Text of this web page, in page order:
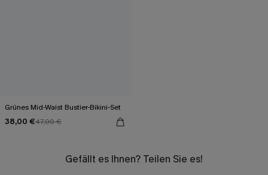
Grünes Mid-Waist Bustier-Bikini-Set
38,00 €47,00 €
Gefällt es Ihnen? Teilen Sie es!